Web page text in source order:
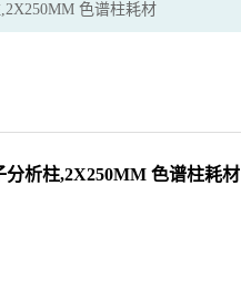
色谱柱耗材
分析柱,2X250MM 色谱柱耗材